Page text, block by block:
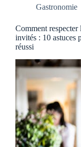
Gastronomie
Comment respecter
invités : 10 astuces
réussi